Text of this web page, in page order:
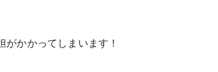
かかってしまいます！